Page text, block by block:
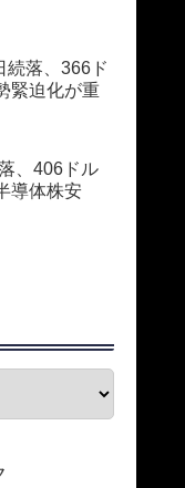
続落、366ド
緊迫化が重
、406ドル
導体株安